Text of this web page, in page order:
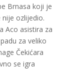
Brnasa koji je
ozlijedio.
Aco asistira za
za veliko
Čekićara
se igra